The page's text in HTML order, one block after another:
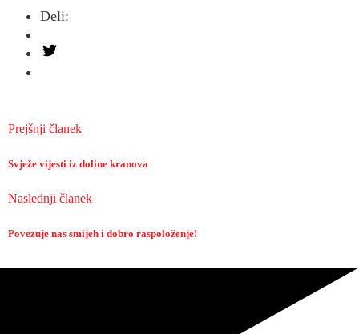
Deli:
Prejšnji članek
Svježe vijesti iz doline kranova
Naslednji članek
Povezuje nas smijeh i dobro raspoloženje!